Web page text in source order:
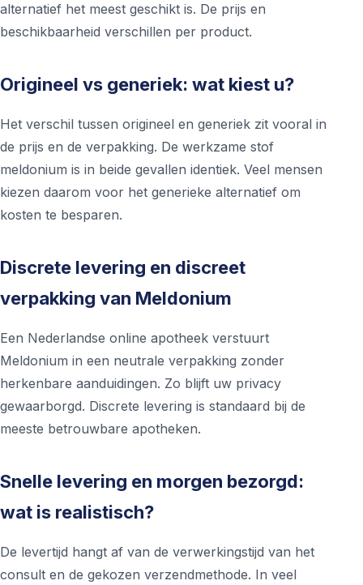
alternatief het meest geschikt is. De prijs en
beschikbaarheid verschillen per product.
Origineel vs generiek: wat kiest u?
Het verschil tussen origineel en generiek zit vooral in
de prijs en de verpakking. De werkzame stof
meldonium is in beide gevallen identiek. Veel mensen
kiezen daarom voor het generieke alternatief om
kosten te besparen.
Discrete levering en discreet
verpakking van Meldonium
Een Nederlandse online apotheek verstuurt
Meldonium in een neutrale verpakking zonder
herkenbare aanduidingen. Zo blijft uw privacy
gewaarborgd. Discrete levering is standaard bij de
meeste betrouwbare apotheken.
Snelle levering en morgen bezorgd:
wat is realistisch?
De levertijd hangt af van de verwerkingstijd van het
consult en de gekozen verzendmethode. In veel